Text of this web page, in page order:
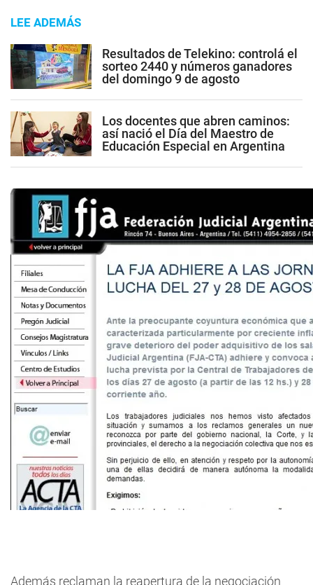
LEE ADEMÁS
Resultados de Telekino: controlá el
sorteo 2440 y números ganadores
del domingo 9 de agosto
Los docentes que abren caminos:
así nació el Día del Maestro de
Educación Especial en Argentina
Además reclaman la reapertura de la negociación